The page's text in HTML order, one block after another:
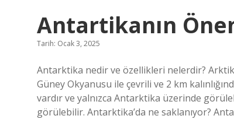
Antartikanın
Tarih: Ocak 3, 2025
Antarktika nedir ve özellikleri nelerdir?
Güney Okyanusu ile çevrili ve 2 km
vardır ve yalnızca Antarktika üzerinde
görülebilir. Antarktika’da ne saklanıyor?